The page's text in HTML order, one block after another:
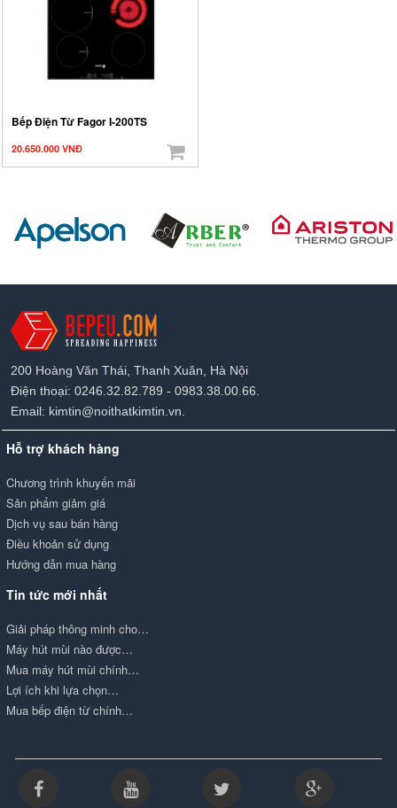
Bếp Điện Từ Fagor I-200TS
20.650.000 VNĐ
200 Hoàng Văn Thái, Thanh Xuân, Hà Nội
Điện thoại: 0246.32.82.789 - 0983.38.00.66.
Email: kimtin@noithatkimtin.vn.
Hỗ trợ khách hàng
Chương trình khuyến mãi
Sản phẩm giảm giá
Dịch vụ sau bán hàng
Điều khoản sử dụng
Hướng dẫn mua hàng
Tin tức mới nhất
Giải pháp thông minh cho…
Máy hút mùi nào được…
Mua máy hút mùi chính…
Lợi ích khi lựa chọn…
Mua bếp điện từ chính…